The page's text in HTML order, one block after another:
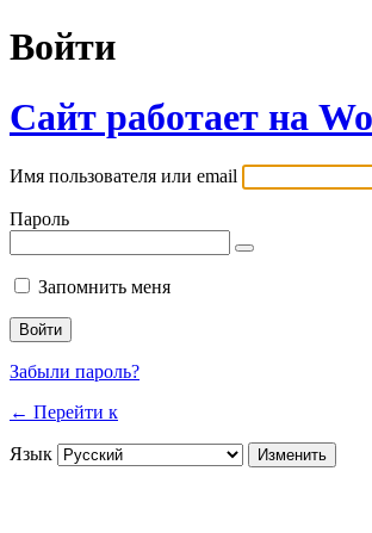
Войти
Сайт работает на
Имя пользователя или email
Пароль
Запомнить меня
Забыли пароль?
← Перейти к
Язык